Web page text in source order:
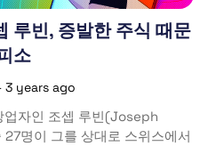
루빈, 증발한 주식 때문
소
3 years ago
자인 조셉 루빈(Joseph
명이 그를 상대로 스위스에서